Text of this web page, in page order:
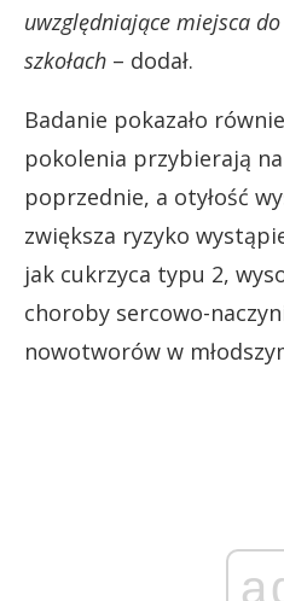
uwzględniające miejsca
szkołach – dodał.
Badanie pokazało
pokolenia przybierają
poprzednie, a otyłość
zwiększa ryzyko
jak cukrzyca typu 2,
choroby sercowo-
nowotworów w